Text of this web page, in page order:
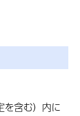
含む）内に